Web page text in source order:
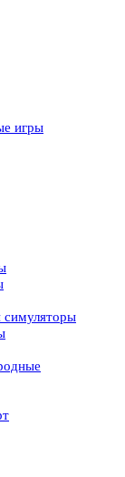
игры
симуляторы